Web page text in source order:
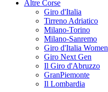
Altre Corse
Giro d'Italia
Tirreno Adriatico
Milano-Torino
Milano-Sanremo
Giro d'Italia Women
Giro Next Gen
Il Giro d'Abruzzo
GranPiemonte
Il Lombardia